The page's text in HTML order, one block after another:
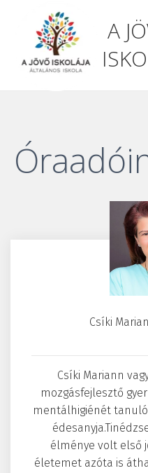
A
Csíki
Csíki Mariann
mozgásfejlesztő
mentálhigiénét
élménye volt első
életemet azóta is